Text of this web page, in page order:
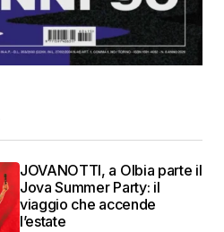
JOVANOTTI, a Olbia parte il
Jova Summer Party: il
viaggio che accende
l’estate